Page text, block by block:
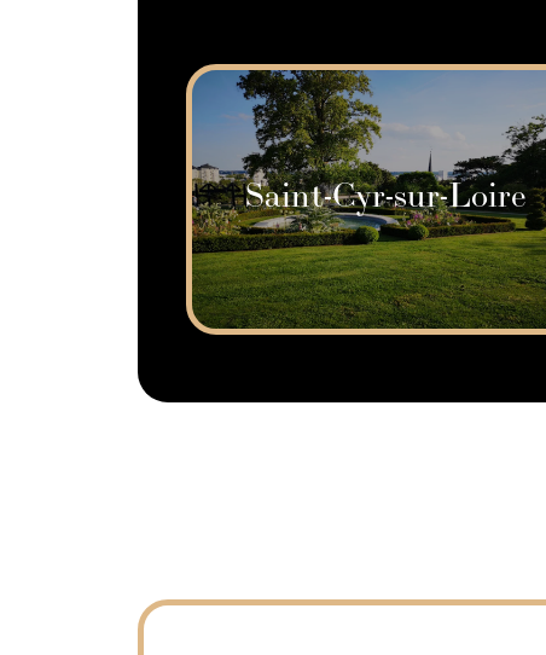
Saint-Cyr-sur-Loire